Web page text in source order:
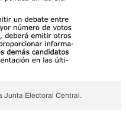
Junta Electoral Central.